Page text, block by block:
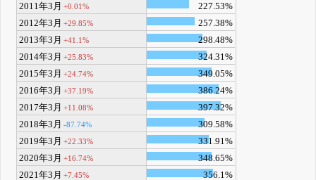
2011年3月 +0.01%
227.53%
2012年3月 +29.85%
257.38%
2013年3月 +41.1%
298.48%
2014年3月 +25.83%
324.31%
2015年3月 +24.74%
349.05%
2016年3月 +37.19%
386.24%
2017年3月 +11.08%
397.32%
2018年3月 -87.74%
309.58%
2019年3月 +22.33%
331.91%
2020年3月 +16.74%
348.65%
2021年3月 +7.45%
356.1%